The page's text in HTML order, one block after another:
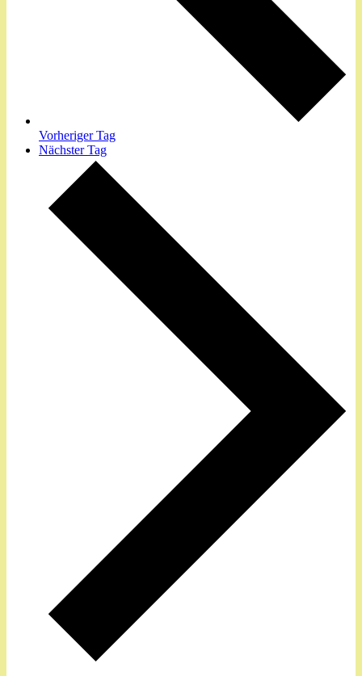
Vorheriger Tag
Nächster Tag